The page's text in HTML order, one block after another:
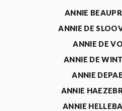
ANNIE
ANNIE DE
ANNIE DE
ANNIE DE
ANNIE
ANNIE
ANNIE